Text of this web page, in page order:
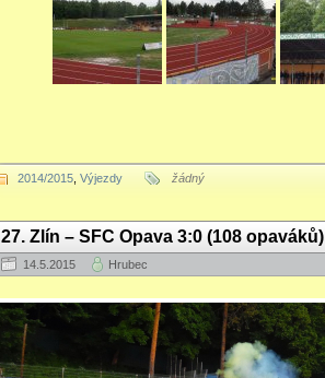
2014/2015 Výjezdy žádný
27. Zlín – SFC Opava 3:0 (108 opaváků)
14.5.2015 Hrubec